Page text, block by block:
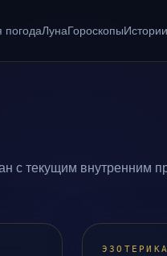
погодаЛунаГороскопыИстории
с текущим внутренним
ЭЗОТЕРИКА